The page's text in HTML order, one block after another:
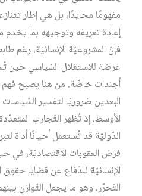
مفهومًا محايدًا، بل هي إطار
إعادة تعريفه وتوجيهه بما
فإنّ المشروعيّة الإنسانيّة، رغم
عرضة للاستغلال السّياسي
أجندات خاصّة. من هنا يصبح فهم
البعدين ضروريّا لتفسير
الأوسط، إذ تُظهر التّجارب
الدّوليّة قد تُستعمل أحيانًا أداة
فرض العقوبات الاقتصاديّة، في
الإنسانيّة للدّفاع عن قضايا
التّحرّر، وهو ما يجعل التّوازن